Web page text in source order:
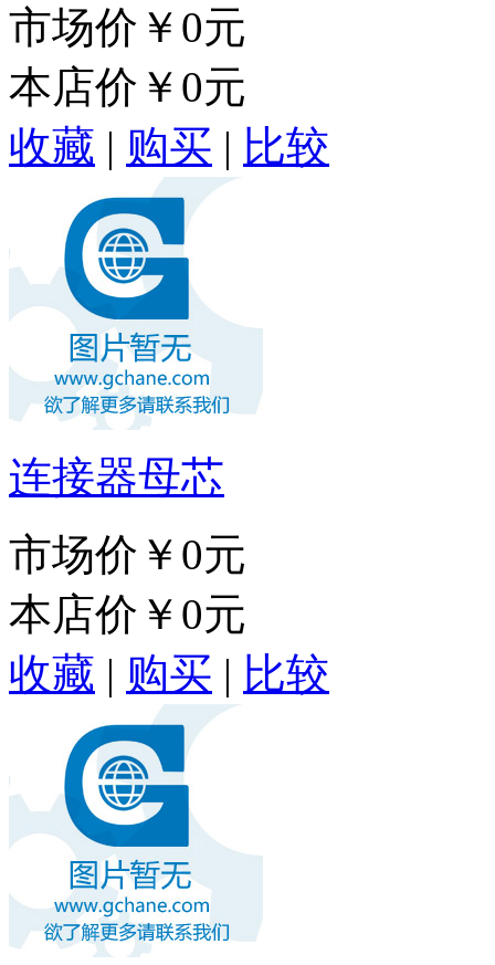
市场价 ￥0元
本店价 ￥0元
收藏 | 购买 | 比较
连接器母芯
市场价 ￥0元
本店价 ￥0元
收藏 | 购买 | 比较